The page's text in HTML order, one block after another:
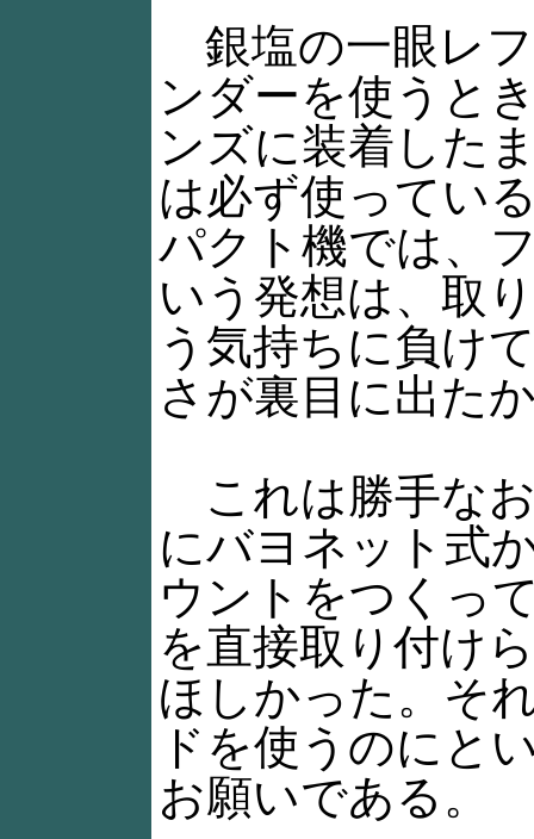
銀塩の一眼レ
ンダーを使うと
ンズに装着した
は必ず使ってい
パクト機では、
いう発想は、取
う気持ちに負け
さが裏目に出た
これは勝手な
にバヨネット式
ウントをつくっ
を直接取り付け
ほしかった。そ
ドを使うのにと
お願いである。